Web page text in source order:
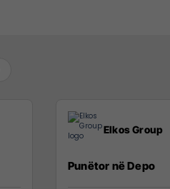
Elkos Group
Punëtor në Depo